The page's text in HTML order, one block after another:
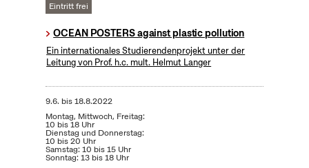
Eintritt frei
OCEAN POSTERS against plastic pollution
Ein internationales Studierendenprojekt unter der
Leitung von Prof. h.c. mult. Helmut Langer
9.6. bis18.8.2022
Montag, Mittwoch, Freitag:
10 bis 18 Uhr
Dienstag und Donnerstag:
10 bis 20 Uhr
Samstag: 10 bis 15 Uhr
Sonntag: 13 bis 18 Uhr